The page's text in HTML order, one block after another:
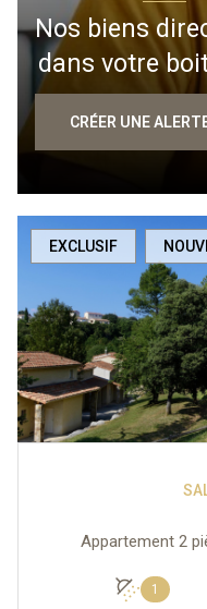
Nos biens
dans votre
CRÉER UNE
EXCLUSIF
1